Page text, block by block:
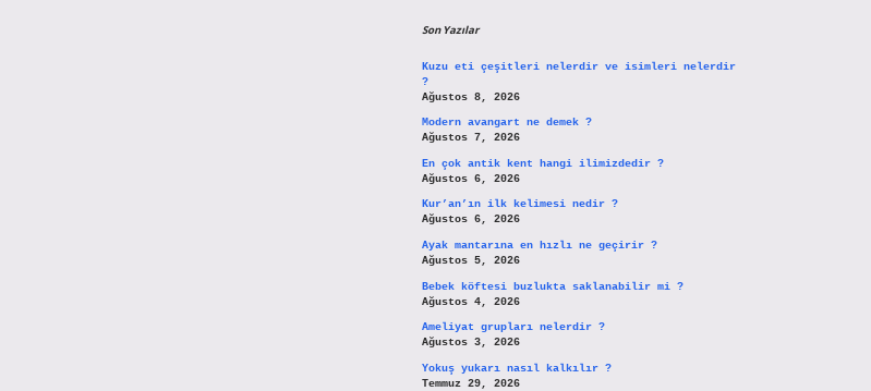
Son Yazılar
Kuzu eti çeşitleri nelerdir ve isimleri nelerdir
?
Ağustos 8, 2026
Modern avangart ne demek ?
Ağustos 7, 2026
En çok antik kent hangi ilimizdedir ?
Ağustos 6, 2026
Kur’an’ın ilk kelimesi nedir ?
Ağustos 6, 2026
Ayak mantarına en hızlı ne geçirir ?
Ağustos 5, 2026
Bebek köftesi buzlukta saklanabilir mi ?
Ağustos 4, 2026
Ameliyat grupları nelerdir ?
Ağustos 3, 2026
Yokuş yukarı nasıl kalkılır ?
Temmuz 29, 2026